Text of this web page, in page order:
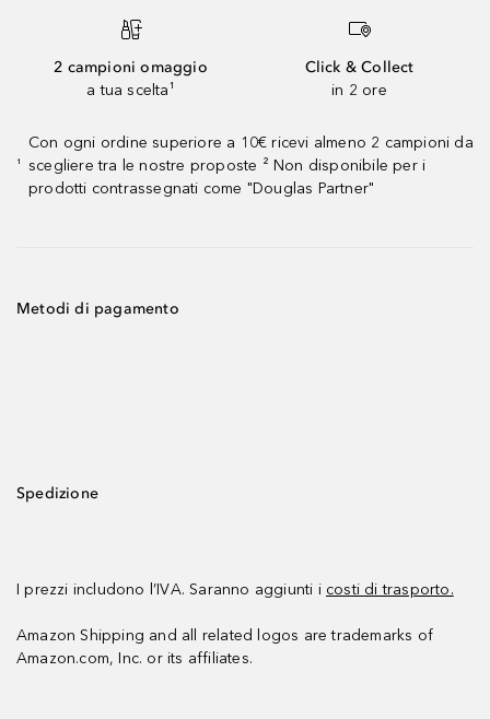
2 campioni omaggio
a tua scelta¹
Click & Collect
in 2 ore
¹
Con ogni ordine superiore a 10€ ricevi almeno 2 campioni da
scegliere tra le nostre proposte ² Non disponibile per i
prodotti contrassegnati come "Douglas Partner"
Metodi di pagamento
Spedizione
I prezzi includono l’IVA. Saranno aggiunti i costi di trasporto.
Amazon Shipping and all related logos are trademarks of
Amazon.com, Inc. or its affiliates.